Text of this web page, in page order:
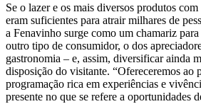
Se o lazer e os mais diversos produtos
eram suficientes para atrair milhares de
a Fenavinho surge como um chamariz para
outro tipo de consumidor, o dos
gastronomia – e, assim, diversificar ainda
disposição do visitante. “Ofereceremos ao
programação rica em experiências e
presente no que se refere a oportunidades